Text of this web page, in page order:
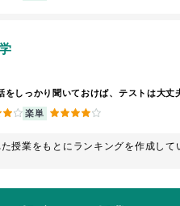
楽単 4
授業をもとにランキングを作成して